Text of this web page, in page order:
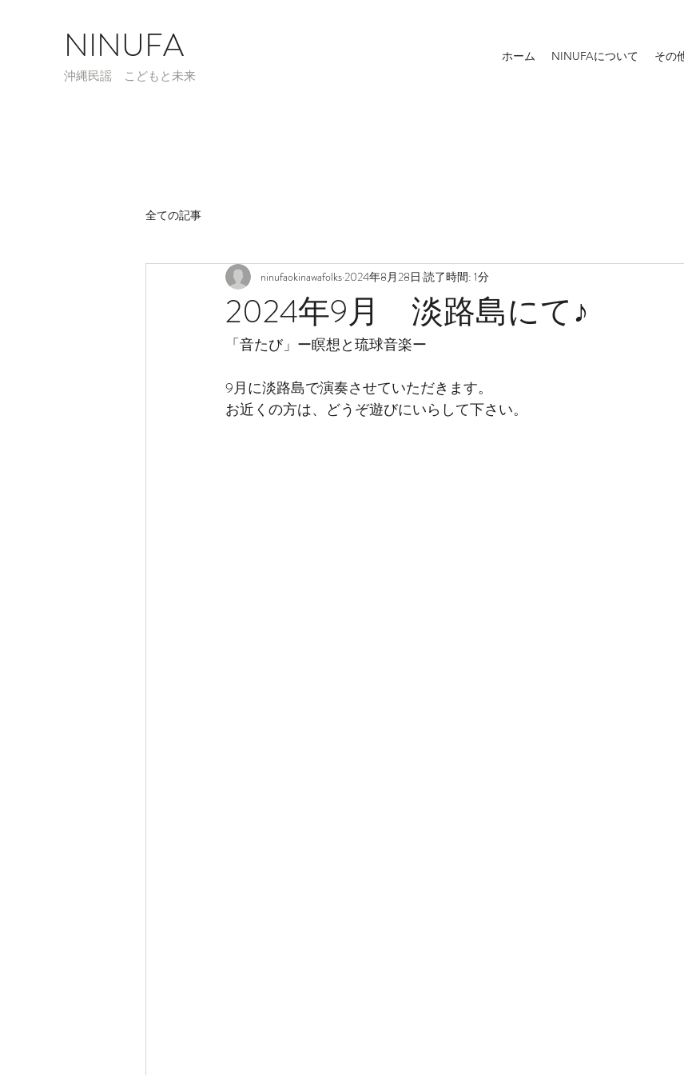
NINUFA
​沖縄民謡 こどもと未来
ホーム NINUFAについて その
全ての記事
2024年9月 淡路島にて♪
ninufaokinawafolks 2024年8月28日 読了時間: 1分
「音たび」ー瞑想と琉球音楽ー
9月に淡路島で演奏させていただきます。
お近くの方は、どうぞ遊びにいらして下さい。